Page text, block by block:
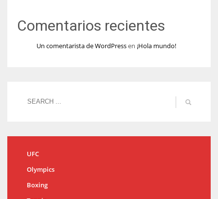
Comentarios recientes
Un comentarista de WordPressen ¡Hola mundo!
UFC
Olympics
Boxing